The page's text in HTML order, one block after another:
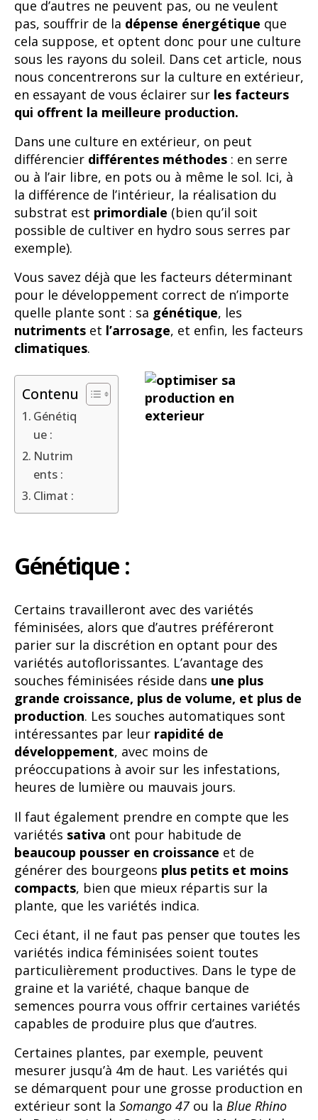
que d’autres ne peuvent pas, ou ne veulent
pas, souffrir de la dépense énergétique que
cela suppose, et optent donc pour une culture
sous les rayons du soleil. Dans cet article, nous
nous concentrerons sur la culture en extérieur,
en essayant de vous éclairer sur les facteurs
qui offrent la meilleure production.
Dans une culture en extérieur, on peut
différencier différentes méthodes : en serre
ou à l’air libre, en pots ou à même le sol. Ici, à
la différence de l’intérieur, la réalisation du
substrat est primordiale (bien qu’il soit
possible de cultiver en hydro sous serres par
exemple).
Vous savez déjà que les facteurs déterminant
pour le développement correct de n’importe
quelle plante sont : sa génétique, les
nutriments et l’arrosage, et enfin, les facteurs
climatiques.
Contenu
Génétiq
ue :
Nutrim
ents :
Climat :
Génétique :
Certains travailleront avec des variétés
féminisées, alors que d’autres préféreront
parier sur la discrétion en optant pour des
variétés autoflorissantes. L’avantage des
souches féminisées réside dans une plus
grande croissance, plus de volume, et plus de
production. Les souches automatiques sont
intéressantes par leur rapidité de
développement, avec moins de
préoccupations à avoir sur les infestations,
heures de lumière ou mauvais jours.
Il faut également prendre en compte que les
variétés sativa ont pour habitude de
beaucoup pousser en croissance et de
générer des bourgeons plus petits et moins
compacts, bien que mieux répartis sur la
plante, que les variétés indica.
Ceci étant, il ne faut pas penser que toutes les
variétés indica féminisées soient toutes
particulièrement productives. Dans le type de
graine et la variété, chaque banque de
semences pourra vous offrir certaines variétés
capables de produire plus que d’autres.
Certaines plantes, par exemple, peuvent
mesurer jusqu’à 4m de haut. Les variétés qui
se démarquent pour une grosse production en
extérieur sont la Somango 47 ou la Blue Rhino